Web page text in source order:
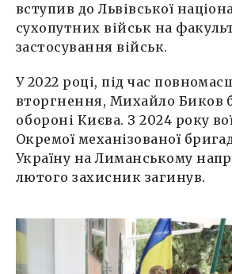
вступив до Львівської
сухопутних військ на
застосування військ.
У 2022 році, під час
вторгнення, Михайло Биков
обороні Києва. З 2024 року
Окремої механізованої
Україну на Лиманському
лютого захисник загинув.